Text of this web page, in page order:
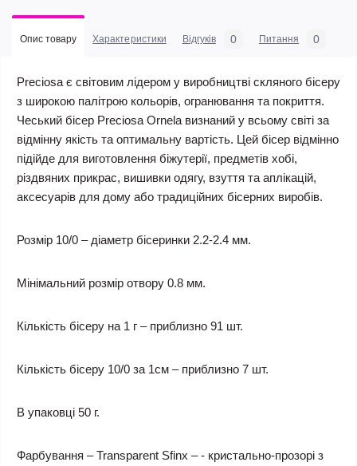
Опис товару Характеристики Відгуків 0 Питання 0
Preciosa є світовим лідером у виробництві скляного бісеру
з широкою палітрою кольорів, огранювання та покриття.
Чеський бісер Preciosa Ornela визнаний у всьому світі за
відмінну якість та оптимальну вартість. Цей бісер відмінно
підійде для виготовлення біжутерії, предметів хобі,
різдвяних прикрас, вишивки одягу, взуття та аплікацій,
аксесуарів для дому або традиційних бісерних виробів.
Розмір 10/0 – діаметр бісеринки 2.2-2.4 мм.
Мінімальний розмір отвору 0.8 мм.
Кількість бісеру на 1 г – приблизно 91 шт.
Кількість бісеру 10/0 за 1см – приблизно 7 шт.
В упаковці 50 г.
Фарбування – Transparent Sfinx – - кристально-прозорі з